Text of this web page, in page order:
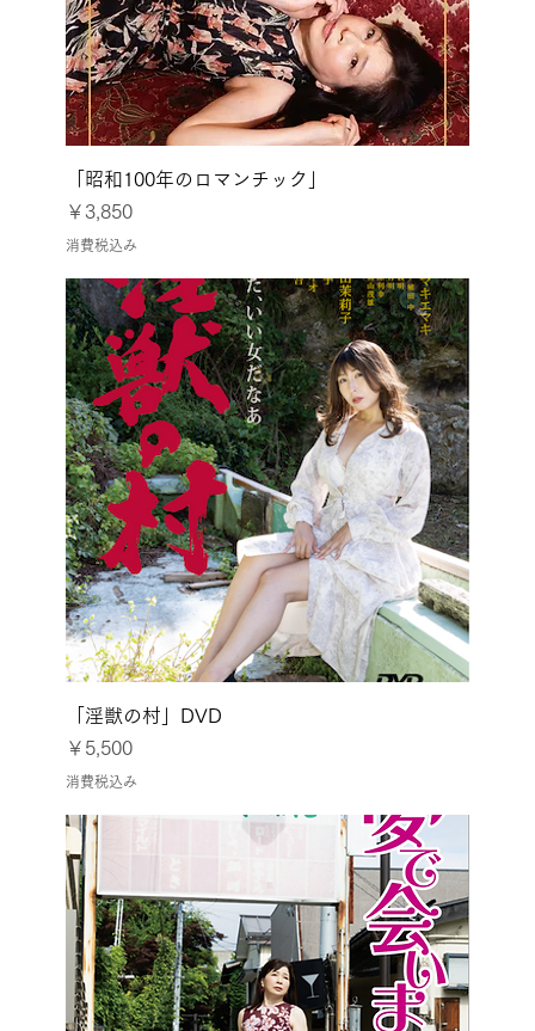
「昭和100年のロマンチック」
価格
￥3,850
消費税込み
「淫獣の村」DVD
価格
￥5,500
消費税込み